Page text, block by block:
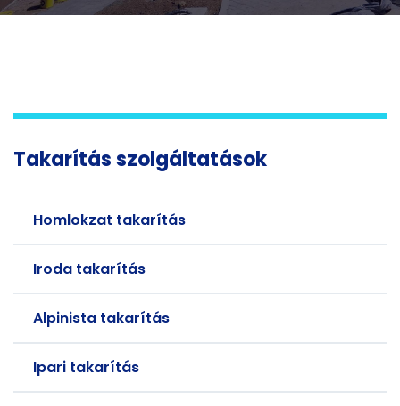
Takarítás szolgáltatások
Homlokzat takarítás
Iroda takarítás
Alpinista takarítás
Ipari takarítás